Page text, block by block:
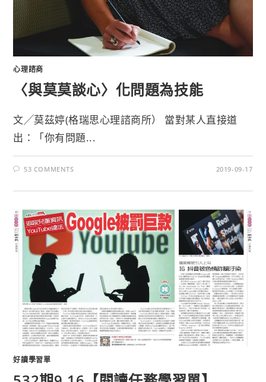
心理諮商
〈與莫莫談心〉化問題為技能
文╱莫茲婷(格瑞思心理諮商所） 當對某人直接道
出：「你有問題...
53 COMMENTS 2019-09-17
好讀學習單